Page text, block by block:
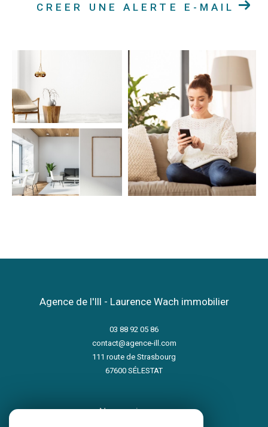
CREER UNE ALERTE E-MAIL
Agence de l'Ill - Laurence Wach immobilier
03 88 92 05 86
contact@agence-ill.com
111 route de Strasbourg
67600
SÉLESTAT
nous suivre sur